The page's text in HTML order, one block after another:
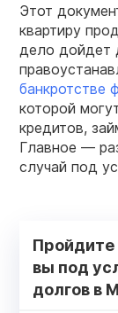
Этот
квартиру
дело дойдет
банкротстве
которой
кредитов,
Главное —
случай под
Пройдите
вы под
долгов в